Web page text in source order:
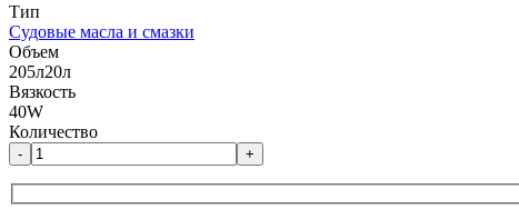
Тип
Судовые масла и смазки
Объем
205л20л
Вязкость
40W
Количество
- +